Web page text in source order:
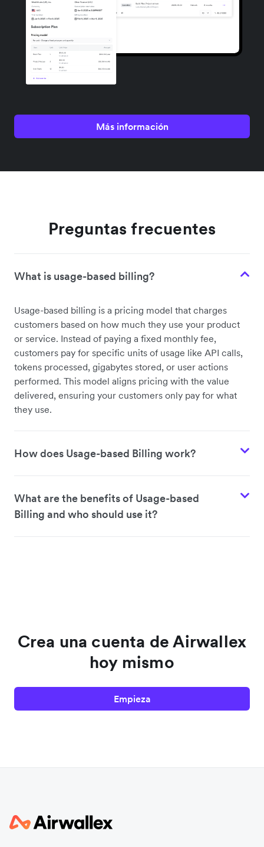
Más información
Preguntas frecuentes
What is usage-based billing?
Usage-based billing is a pricing model that charges
customers based on how much they use your product
or service. Instead of paying a fixed monthly fee,
customers pay for specific units of usage like API calls,
tokens processed, gigabytes stored, or user actions
performed. This model aligns pricing with the value
delivered, ensuring your customers only pay for what
they use.
How does Usage-based Billing work?
What are the benefits of Usage-based
Billing and who should use it?
Crea una cuenta de Airwallex
hoy mismo
Empieza